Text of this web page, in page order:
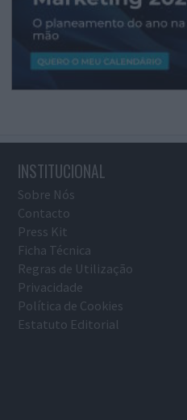
INSTITUCIONAL
Sobre Nós
Contacto
Press Kit
Ficha Técnica
Regras de Utilização
Privacidade
Política de Cookies
Estatuto Editorial